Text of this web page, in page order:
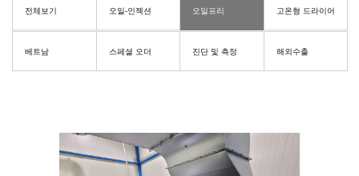
전체보기 오일-인젝션 오일프리 고온형 드라이어
베트남 스페셜 오더 진단 및 측정 해외수출